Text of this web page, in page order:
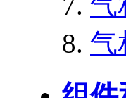
气